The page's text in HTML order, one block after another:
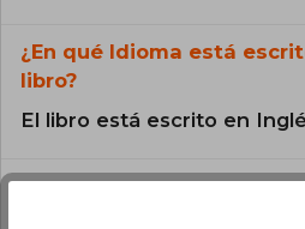
¿En qué Idioma está
libro?
El libro está escrito en